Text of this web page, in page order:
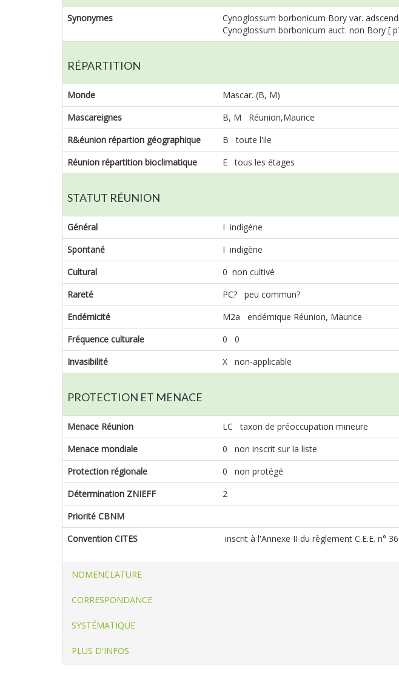
Synonymes
Cynoglossum borbonicum Bory var.
Cynoglossum borbonicum auct. non Bory [
RÉPARTITION
Monde
Mascar. (B, M)
Mascareignes
B, M Réunion,Maurice
R&éunion répartion géographique
B toute l'ile
Réunion répartition bioclimatique
E tous les étages
STATUT RÉUNION
Général
I indigène
Spontané
I indigène
Cultural
0 non cultivé
Rareté
PC? peu commun?
Endémicité
M2a endémique Réunion, Maurice
Fréquence culturale
0 0
Invasibilité
X non-applicable
PROTECTION ET MENACE
Menace Réunion
LC taxon de préoccupation mineure
Menace mondiale
0 non inscrit sur la liste
Protection régionale
0 non protégé
Détermination ZNIEFF
2
Priorité CBNM
Convention CITES
inscrit à l'Annexe II du règlement C.E.E. n°
NOMENCLATURE
CORRESPONDANCE
SYSTÉMATIQUE
PLUS D'INFOS